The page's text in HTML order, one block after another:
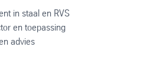
in staal en RVS
en toepassing
advies